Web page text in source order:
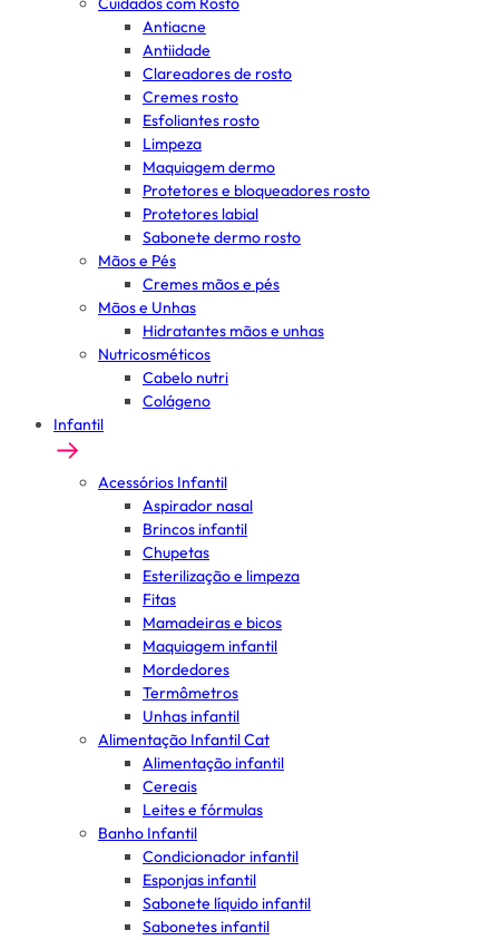
Antiacne
Antiidade
Clareadores de rosto
Cremes rosto
Esfoliantes rosto
Limpeza
Maquiagem dermo
Protetores e bloqueadores rosto
Protetores labial
Sabonete dermo rosto
Mãos e Pés
Cremes mãos e pés
Mãos e Unhas
Hidratantes mãos e unhas
Nutricosméticos
Cabelo nutri
Colágeno
Infantil
Acessórios Infantil
Aspirador nasal
Brincos infantil
Chupetas
Esterilização e limpeza
Fitas
Mamadeiras e bicos
Maquiagem infantil
Mordedores
Termômetros
Unhas infantil
Alimentação Infantil Cat
Alimentação infantil
Cereais
Leites e fórmulas
Banho Infantil
Condicionador infantil
Esponjas infantil
Sabonete líquido infantil
Sabonetes infantil